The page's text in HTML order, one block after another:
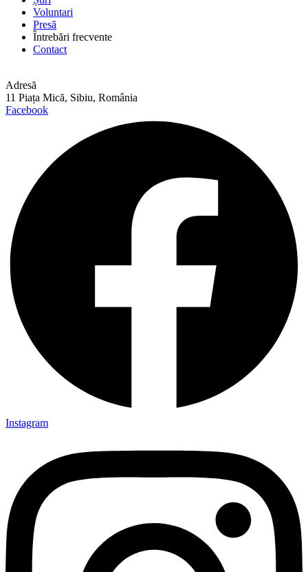
Voluntari
Presă
Întrebări frecvente
Contact
Adresă
11 Piața Mică, Sibiu, România
Facebook
Instagram